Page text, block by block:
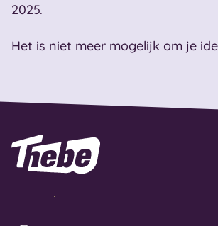
2025.
Het is niet meer mogelijk om je
Naar homepage